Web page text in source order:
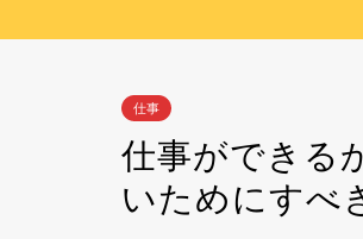
仕事
仕事ができる
いためにすべ